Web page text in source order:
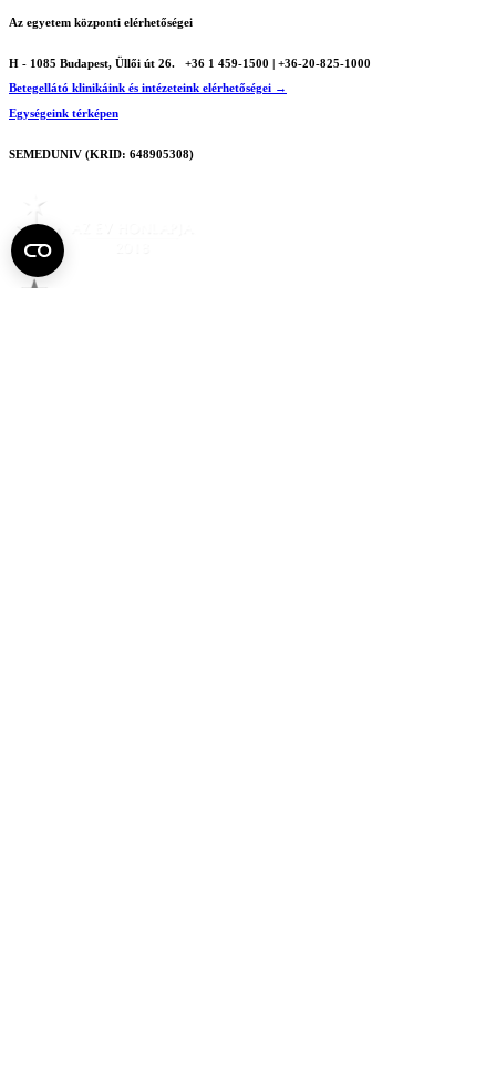
Az egyetem központi elérhetőségei
H - 1085 Budapest, Üllői út 26.
+36 1 459-1500 | +36-20-825-1000
Betegellátó klinikáink és intézeteink elérhetőségei →
Egységeink térképen
SEMEDUNIV (KRID: 648905308)